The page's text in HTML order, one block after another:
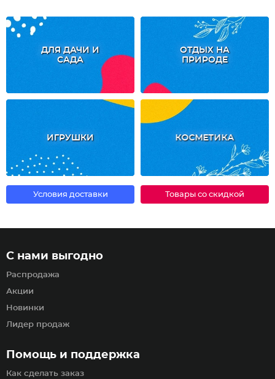
ДЛЯ ДАЧИ И
САДА
ОТДЫХ НА
ПРИРОДЕ
ИГРУШКИ КОСМЕТИКА
Условия доставки Товары со скидкой
Помощь и поддержка
Как сделать заказ
С нами выгодно
Распродажа
Акции
Новинки
Лидер продаж